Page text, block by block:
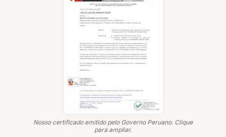
Nosso certificado emitido pelo Governo Peruano. Clique
para ampliar.